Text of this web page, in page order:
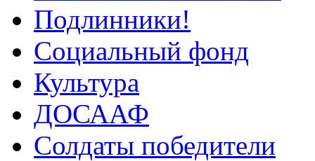
Подлинники!
Социальный фонд
Культура
ДОСААФ
Солдаты победители